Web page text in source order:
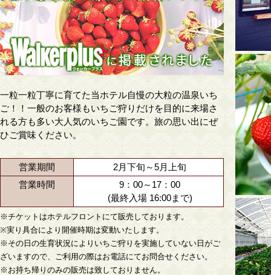
一粒一粒丁寧に育てた当ホテル自慢の大粒の温泉いち
ご！！一般のお客様もいちご狩りだけを目的に来場さ
れる方も多い大人気のいちご園です。旅の思い出にぜ
ひご賞味ください。
営業期間
2月下旬～5月上旬
営業時間
9：00～17：00
(最終入場 16:00まで)
※チケットはホテルフロントにて販売しております。
※実り具合により開催時期は変動いたします。
※その日の生育状況によりいちご狩りを実施していない日がご
ざいますので、ご利用の際はお電話にてお問合せください。
※お持ち帰りのみの販売は致しておりません。